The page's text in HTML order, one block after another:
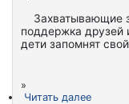
Захватывающие
поддержка друзей
дети запомнят
»
Читать далее